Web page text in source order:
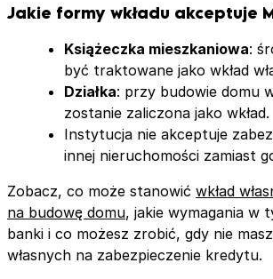
Jakie formy wkładu akceptuje
Książeczka mieszkaniowa:
być traktowane jako wkład
Działka: przy budowie domu
zostanie zaliczona jako wkład.
Instytucja nie akceptuje
innej nieruchomości zamiast
Zobacz, co może stanowić wkład
na budowę domu, jakie wymagania w
banki i co możesz zrobić, gdy nie
własnych na zabezpieczenie kredytu.